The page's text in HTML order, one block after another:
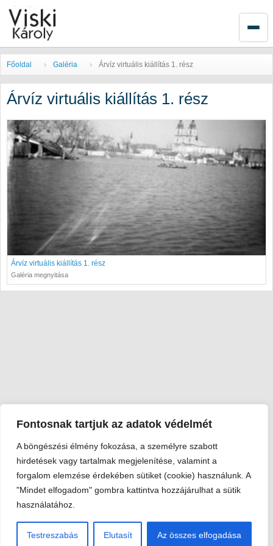
Fontosnak tartjuk az adatok védelmét
A böngészési élmény fokozása, a személyre szabott
hirdetések vagy tartalmak megjelenítése, valamint a
forgalom elemzése érdekében sütiket (cookie) használunk. A
"Mindet elfogadom" gombra kattintva hozzájárulhat a sütik
használatához.
Testreszabás Elutasít Az összes elfogadása
Főoldal Galéria Árvíz virtuális kiállítás 1. rész
Árvíz virtuális kiállítás 1. rész
Árvíz virtuális kiállítás 1. rész
Galéria megnyitása
Viski Károly Múzeum Kalocsa
6300 Kalocsa, Szent István király út 25. · Telefon:
351
© 2026 Viski Károly Múzeum Kalocsa